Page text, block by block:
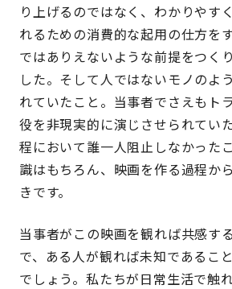
り上げるのではなく、わかりやす
れるための消費的な起用の仕方を
ではありえないような前提をつく
した。そして人ではないモノのよ
れていたこと。当事者でさえもト
役を非現実的に演じさせられてい
程において誰一人阻止しなかった
識はもちろん、映画を作る過程か
きです。
当事者がこの映画を観れば共感す
で、ある人が観れば未知であるこ
でしょう。私たちが日常生活で触